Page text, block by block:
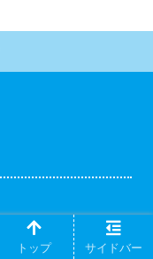
トップ サイドバー